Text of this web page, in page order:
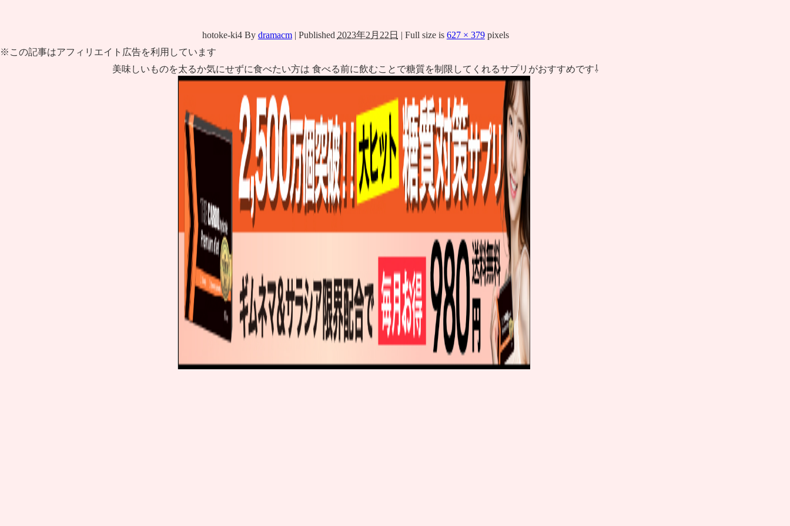
hotoke-ki4 By dramacm | Published 2023年2月22日 | Full size is 627 × 379pixels
※この記事はアフィリエイト広告を利用しています
美味しいものを太るか気にせずに食べたい方は 食べる前に飲むことで糖質を制限してくれるサプリがおすすめです⇩